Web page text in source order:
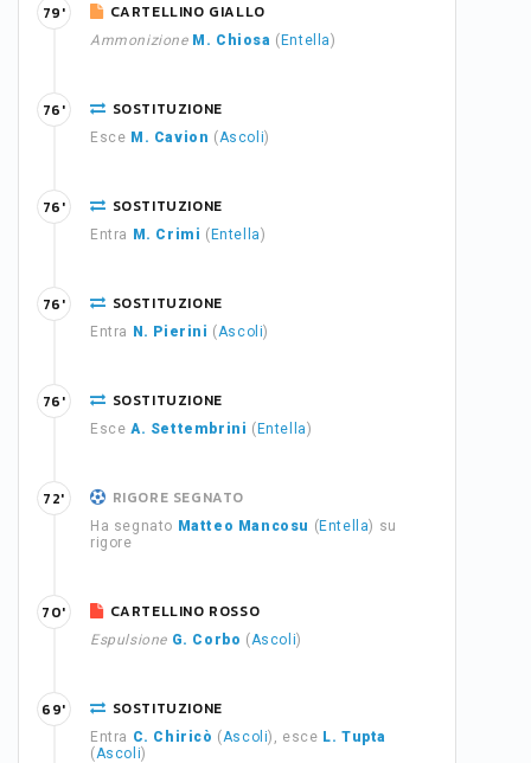
CARTELLINO GIALLO
Ammonizione M. Chiosa ( Entella)
79'
SOSTITUZIONE
Esce M. Cavion (Ascoli)
76'
SOSTITUZIONE
Entra M. Crimi ( Entella)
76'
SOSTITUZIONE
Entra N. Pierini (Ascoli)
76'
SOSTITUZIONE
Esce A. Settembrini ( Entella)
76'
RIGORE SEGNATO
Ha segnato Matteo Mancosu ( Entella) su
rigore
72'
CARTELLINO ROSSO
Espulsione G. Corbo (Ascoli)
70'
SOSTITUZIONE
Entra C. Chiricò (Ascoli), esce L. Tupta
(Ascoli)
69'